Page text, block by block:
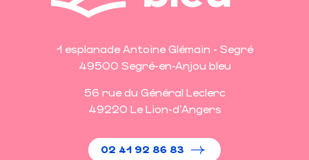
1 esplanade Antoine Glémain - Segré
49500 Segré-en-Anjou bleu
56 rue du Général Leclerc
49220 Le Lion-d'Angers
02 41 92 86 83